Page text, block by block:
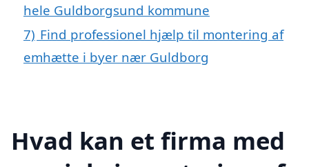
hele Guldborgsund kommune
7) Find professionel hjælp til montering af
emhætte i byer nær Guldborg
Hvad kan et firma med